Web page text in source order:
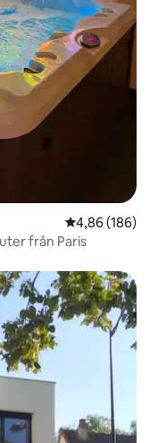
4,86 av 5 i
4,86 (186)
från Paris